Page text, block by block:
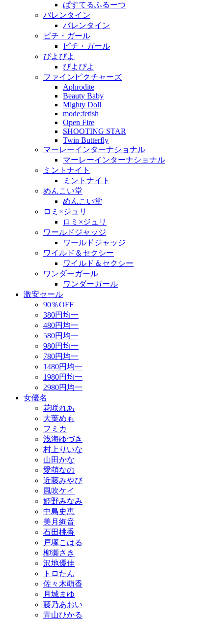
ぱすてるふるーつ
バレンタイン
バレンタイン
ピチ・ガール
ピチ・ガール
ぴよぴよ
ぴよぴよ
ファインピクチャーズ
Aphrodite
Beauty Baby
Mighty Doll
mode:fetish
Open Fire
SHOOTING STAR
Twin Butterfly
マーレーインターナショナル
マーレーインターナショナル
ミントナイト
ミントナイト
めんこい堂
めんこい堂
ロミ×ジュリ
ロミ×ジュリ
ワールドジャッジ
ワールドジャッジ
ワイルド＆セクシー
ワイルド＆セクシー
ワンダーガール
ワンダーガール
激安セール
90％OFF
380円均一
480円均一
580円均一
980円均一
780円均一
1480円均一
1980円均一
2980円均一
女優名
花咲れあ
大葉めも
フミカ
浅海ゆづき
村上りいな
山田かな
愛萌なの
近藤みやび
風吹ケイ
姫野みなみ
中島史恵
美月絢音
石田桃香
戸塚こはる
柳瀬さき
沢地優佳
トロたん
佐々木萌香
月城まゆ
藤乃あおい
青山ひかる